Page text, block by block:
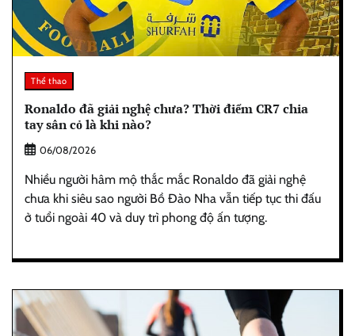
Thể thao
Ronaldo đã giải nghệ chưa? Thời điểm CR7 chia
tay sân cỏ là khi nào?
06/08/2026
Nhiều người hâm mộ thắc mắc Ronaldo đã giải nghệ
chưa khi siêu sao người Bồ Đào Nha vẫn tiếp tục thi đấu
ở tuổi ngoài 40 và duy trì phong độ ấn tượng.